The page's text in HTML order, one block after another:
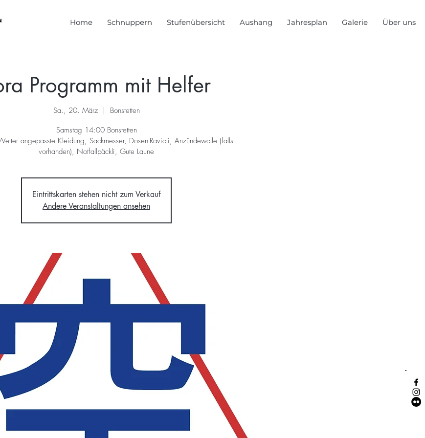
Home Schnuppern Stufenübersicht Aushang Jahresplan Galerie Über uns
Programm mit Helfer
Sa., 20. März
  |
Bonstetten
Samstag 14:00 Bonstetten
angepasste Kleidung, Sackmesser, Dosen-Ravioli, Anzündewolle (falls
vorhanden), Notfallpäckli, Gute Laune
Eintrittskarten stehen nicht zum Verkauf
Andere Veranstaltungen ansehen